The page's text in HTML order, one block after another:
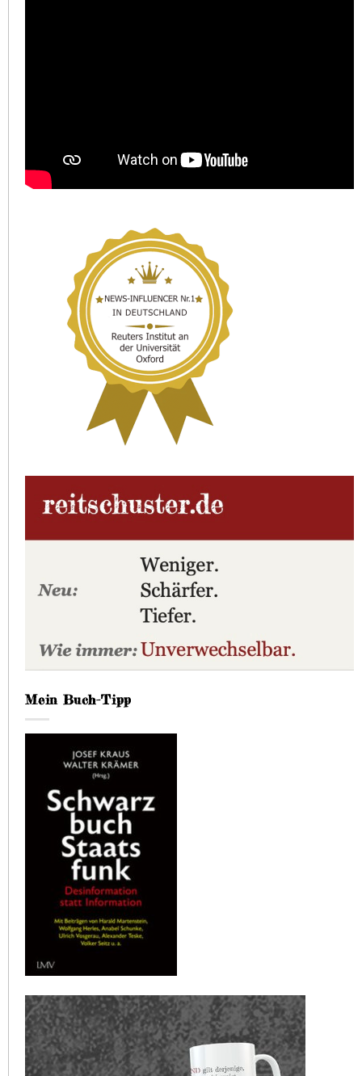
Mein Buch-Tipp